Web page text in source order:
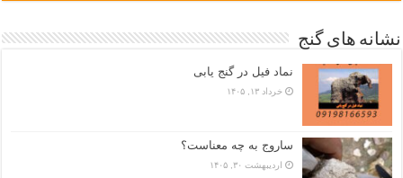
نشانه های گنج
نماد فیل در گنج یابی
خرداد ۱۳, ۱۴۰۵
ساروج به چه معناست؟
اردیبهشت ۳۰, ۱۴۰۵